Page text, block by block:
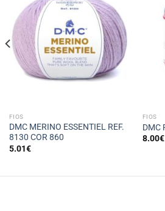
FIOS
DMC MERINO ESSENTIEL REF.
8130 COR 860
5.01€
FIOS
DMC
8.00€